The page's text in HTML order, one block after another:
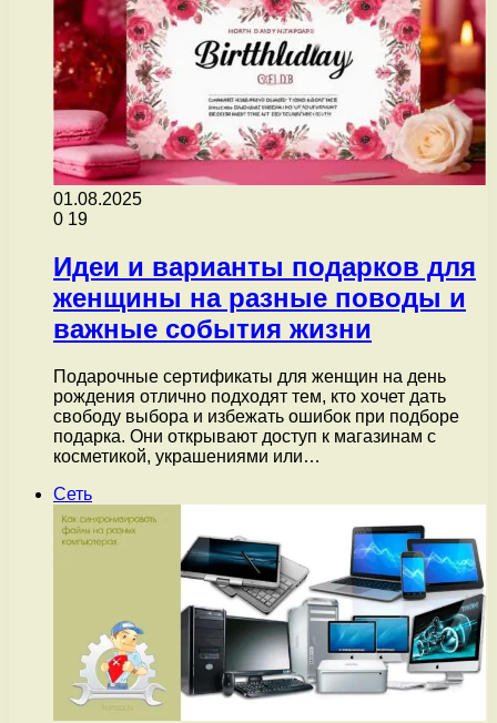
01.08.2025
0 19
Идеи и варианты подарков для
женщины на разные поводы и
важные события жизни
Подарочные сертификаты для женщин на день
рождения отлично подходят тем, кто хочет дать
свободу выбора и избежать ошибок при подборе
подарка. Они открывают доступ к магазинам с
косметикой, украшениями или…
Сеть